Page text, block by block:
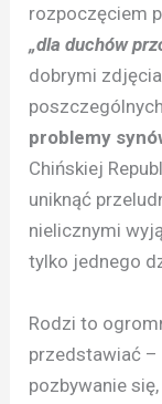
rozpoczęciem
„dla duchów
dobrymi
problemy
Chińskiej
uniknąć
nielicznymi
tylko jednego
Rodzi to
przedstawiać –
pozbywanie